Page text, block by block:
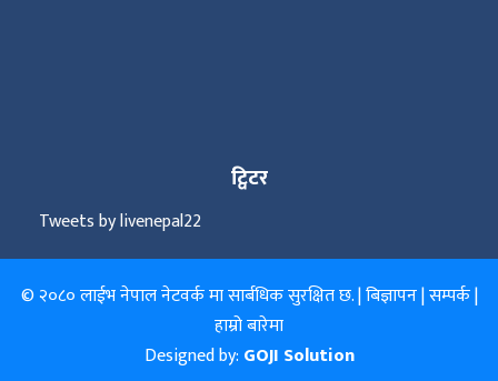
ट्विटर
Tweets by livenepal22
© २०८० लाईभ नेपाल नेटवर्क मा सार्बधिक सुरक्षित छ. |बिज्ञापन|सम्पर्क|
हाम्रो बारेमा
Designed by: GOJI Solution